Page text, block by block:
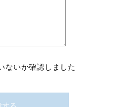
ないか確認しました